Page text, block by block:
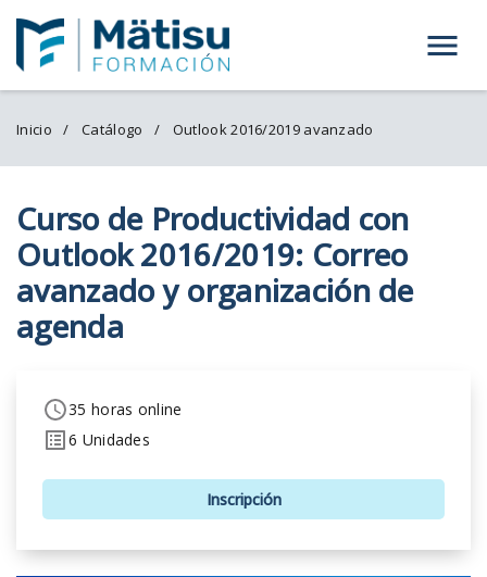
Menú
Inicio Catálogo Outlook 2016/2019 avanzado
Curso de Productividad con
Outlook 2016/2019: Correo
avanzado y organización de
agenda
35 horas online
6 Unidades
Inscripción